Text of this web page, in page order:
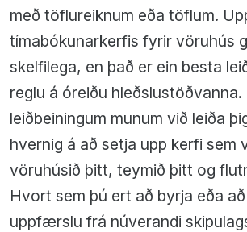
með töflureiknum eða töflum.
tímabókunarkerfis fyrir vöruhús
skelfilega, en það er ein besta
reglu á óreiðu hleðslustöðvanna.
leiðbeiningum munum við leiða
hvernig á að setja upp kerfi sem
vöruhúsið þitt, teymið þitt og
Hvort sem þú ert að byrja eða
uppfærslu frá núverandi